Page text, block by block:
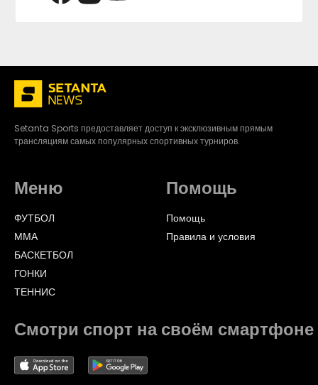
Setanta Sports предоставляет доступ к эксклюзивным прямым
трансляциям самых популярных спортивных турниров.
Меню
ФУТБОЛ
ММА
БАСКЕТБОЛ
ГОНКИ
ТЕННИС
Помощь
Помощь
Правила и условия
Смотри спорт на своём смартфоне